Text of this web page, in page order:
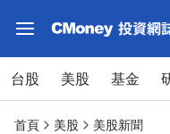
台股 美股 基金
首頁 美股 美股新聞